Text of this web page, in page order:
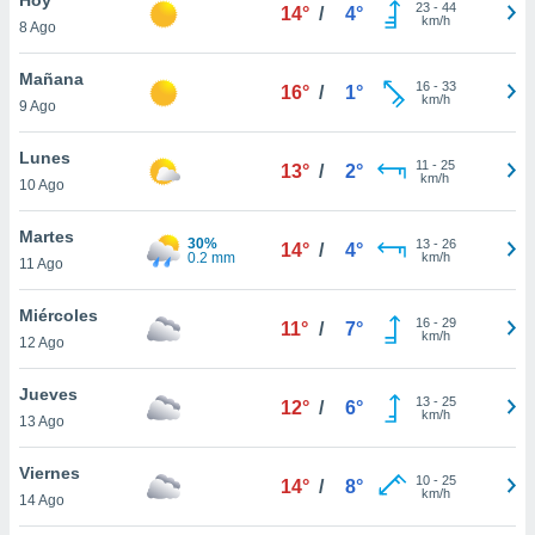
en
más
nuestra
de
cookies
aceptar
8 Ago
14° / 4° 23- 44
km/h
Mañana
9 Ago
16° / 1° 16- 33
km/h
Lunes
10 Ago
13° / 2° 11 - 25
km/h
Martes
11 Ago
30%
0.2 mm
14° / 4° 13- 26
km/h
Miércoles
12 Ago
11° / 7° 16- 29
km/h
Jueves
13 Ago
12° / 6° 13- 25
km/h
Viernes
14 Ago
14° / 8° 10- 25
km/h